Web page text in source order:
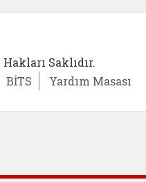
Saklıdır.
BİTS Yardım Masası